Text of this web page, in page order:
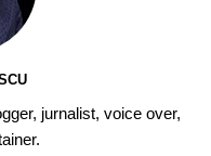
jurnalist, voice over,